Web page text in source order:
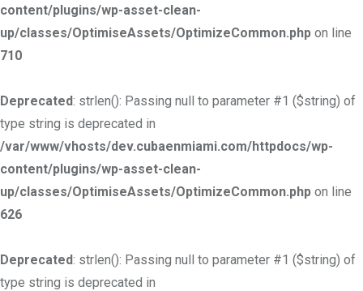
content/plugins/wp-asset-clean-
up/classes/OptimiseAssets/OptimizeCommon.php on line
710
Deprecated: strlen(): Passing null to parameter #1 ($string) of
type string is deprecated in
/var/www/vhosts/dev.cubaenmiami.com/httpdocs/wp-
content/plugins/wp-asset-clean-
up/classes/OptimiseAssets/OptimizeCommon.php on line
626
Deprecated: strlen(): Passing null to parameter #1 ($string) of
type string is deprecated in